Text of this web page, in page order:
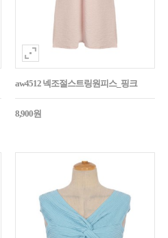
aw4512 넥조절스트링원피스_핑크
8,900원